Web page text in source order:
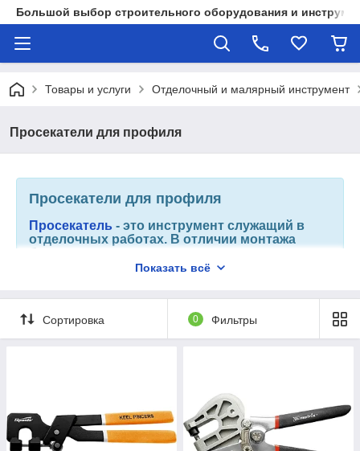
Большой выбор строительного оборудования и
Товары и услуги Отделочный и малярный инструмент
Просекатели для профиля
Просекатели для профиля
Просекатель - это инструмент служащий в
отделочных работах. В отличии монтажа
блошками это намного проще и намного
быстрее. Плюс не оставляет дефектов и
образом просекаются 4 отверстия. Отверстия
Показать всё
Сортировка 0 Фильтры